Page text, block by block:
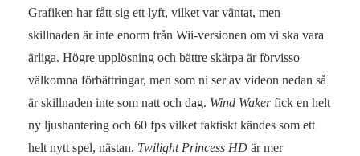
Grafiken har fått sig ett lyft, vilket var väntat, men
skillnaden är inte enorm från Wii-versionen om vi ska vara
ärliga. Högre upplösning och bättre skärpa är förvisso
välkomna förbättringar, men som ni ser av videon nedan så
är skillnaden inte som natt och dag. Wind Wakerfick en helt
ny ljushantering och 60 fps vilket faktiskt kändes som ett
helt nytt spel, nästan. Twilight Princess HD är mer